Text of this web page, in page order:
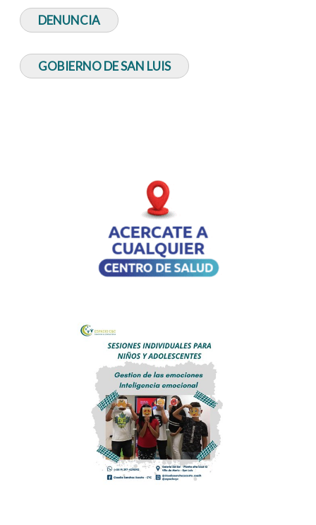
DENUNCIA
GOBIERNO DE SAN LUIS